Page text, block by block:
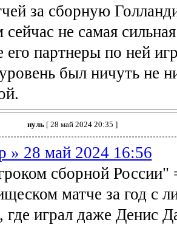
за сборную
сейчас не самая
его партнеры по ней
был ничуть не
нуль[ 28 май 2024 20:35 ]
» 28 май 2024 16:56
сборной
матче за год с
где играл даже Денис